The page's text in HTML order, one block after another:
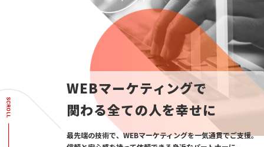
WEBマーケティングで
関わる全ての人を幸せに
最先端の技術で、WEBマーケティングを一気通貫でご支援。